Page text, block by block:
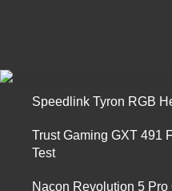
Speedlink Tyron RGB
Trust Gaming GXT 491
Test
Nacon Revolution 5 Pro